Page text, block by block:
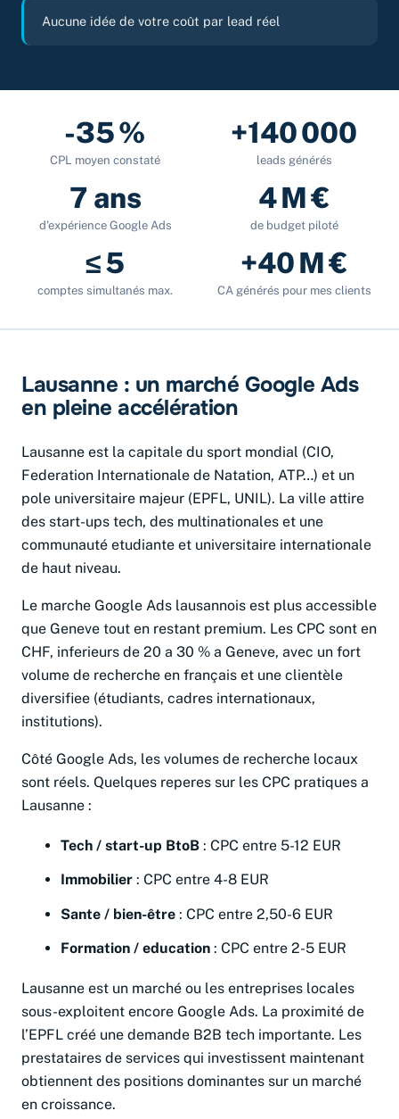
Aucune idée de votre coût par lead réel
-35 %
CPL moyen constaté
+140 000
leads générés
7 ans
d’expérience Google Ads
4 M €
de budget piloté
≤ 5
comptes simultanés max.
+40 M €
CA générés pour mes clients
Lausanne : un marché Google Ads
en pleine accélération
Lausanne est la capitale du sport mondial (CIO,
Federation Internationale de Natation, ATP…) et un
pole universitaire majeur (EPFL, UNIL). La ville attire
des start-ups tech, des multinationales et une
communauté etudiante et universitaire internationale
de haut niveau.
Le marche Google Ads lausannois est plus accessible
que Geneve tout en restant premium. Les CPC sont en
CHF, inferieurs de 20 a 30 % a Geneve, avec un fort
volume de recherche en français et une clientèle
diversifiee (étudiants, cadres internationaux,
institutions).
Côté Google Ads, les volumes de recherche locaux
sont réels. Quelques reperes sur les CPC pratiques a
Lausanne :
Tech / start-up BtoB : CPC entre 5-12 EUR
Immobilier : CPC entre 4-8 EUR
Sante / bien-être : CPC entre 2,50-6 EUR
Formation / education : CPC entre 2-5 EUR
Lausanne est un marché ou les entreprises locales
sous-exploitent encore Google Ads. La proximité de
l’EPFL créé une demande B2B tech importante. Les
prestataires de services qui investissent maintenant
obtiennent des positions dominantes sur un marché
en croissance.